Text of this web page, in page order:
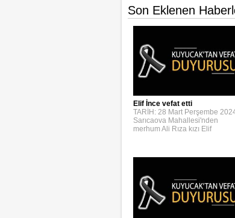
Son Eklenen
Elif İnce vefat etti
TARİH: 28 Mart Perşembe
Sarıcaova Mahallesi'nden
merhum Ali Rıza kızı Elif